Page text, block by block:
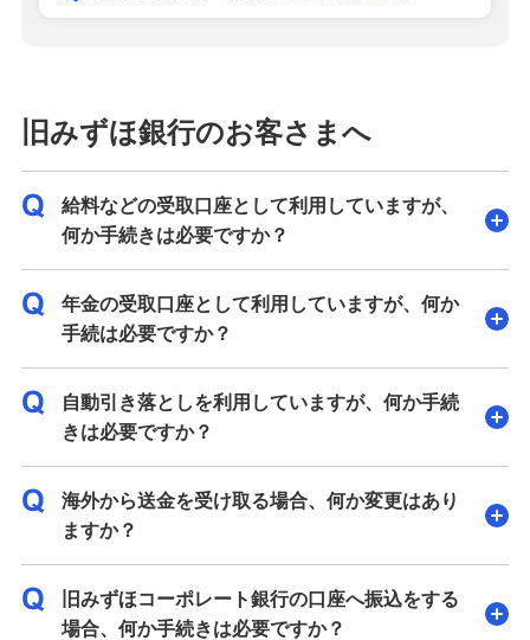
旧みずほ銀行のお客さまへ
給料などの受取口座として利用していますが、
何か手続きは必要ですか？
年金の受取口座として利用していますが、何か
手続は必要ですか？
自動引き落としを利用していますが、何か手続
きは必要ですか？
海外から送金を受け取る場合、何か変更はあり
ますか？
旧みずほコーポレート銀行の口座へ振込をする
場合、何か手続きは必要ですか？